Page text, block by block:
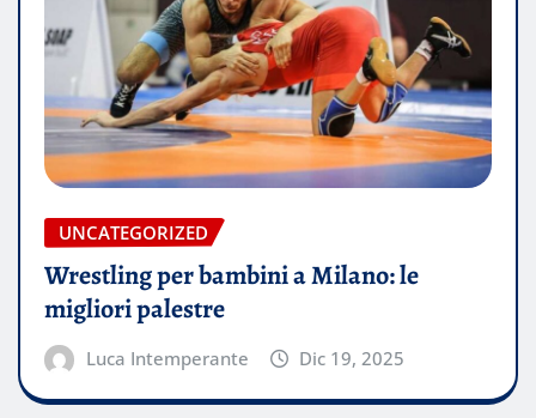
UNCATEGORIZED
Wrestling per bambini a Milano: le
migliori palestre
Luca Intemperante Dic 19, 2025